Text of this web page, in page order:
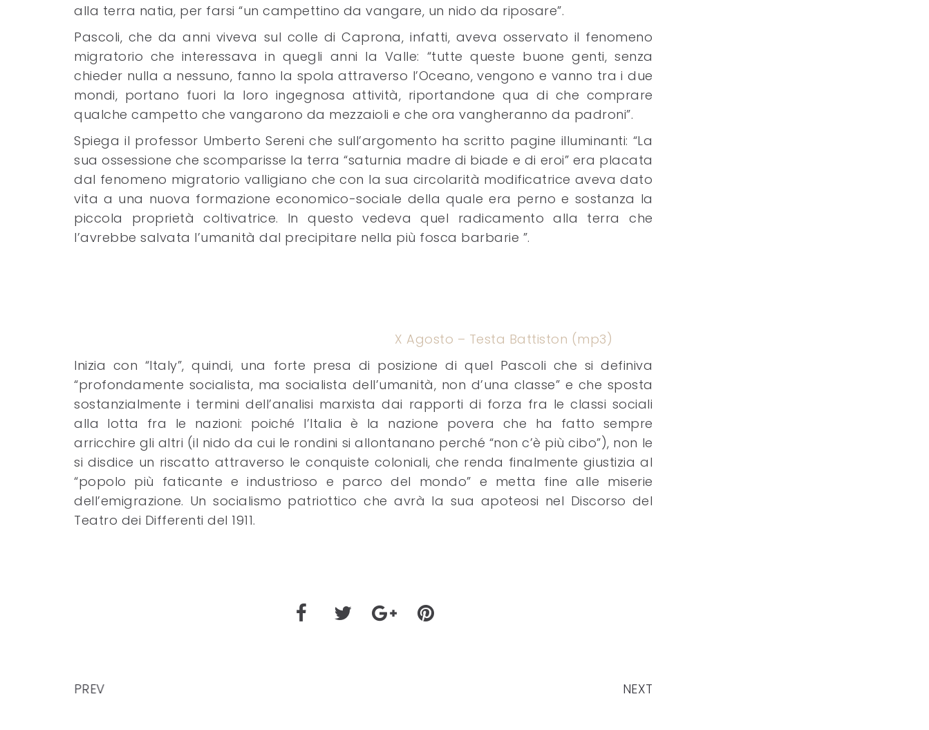
alla terra natia, per farsi “un campettino da vangare, un nido da riposare”.
Pascoli, che da anni viveva sul colle di Caprona, infatti, aveva osservato il fenomeno
migratorio che interessava in quegli anni la Valle: “tutte queste buone genti, senza
chieder nulla a nessuno, fanno la spola attraverso l’Oceano, vengono e vanno tra i due
mondi, portano fuori la loro ingegnosa attività, riportandone qua di che comprare
qualche campetto che vangarono da mezzaioli e che ora vangheranno da padroni”.
Spiega il professor Umberto Sereni che sull’argomento ha scritto pagine illuminanti: “La
sua ossessione che scomparisse la terra “saturnia madre di biade e di eroi” era placata
dal fenomeno migratorio valligiano che con la sua circolarità modificatrice aveva dato
vita a una nuova formazione economico-sociale della quale era perno e sostanza la
piccola proprietà coltivatrice. In questo vedeva quel radicamento alla terra che
l’avrebbe salvata l’umanità dal precipitare nella più fosca barbarie ”.
X Agosto – Testa Battiston (mp3)
Inizia con “Italy”, quindi, una forte presa di posizione di quel Pascoli che si definiva
“profondamente socialista, ma socialista dell’umanità, non d’una classe” e che sposta
sostanzialmente i termini dell’analisi marxista dai rapporti di forza fra le classi sociali
alla lotta fra le nazioni: poiché l’Italia è la nazione povera che ha fatto sempre
arricchire gli altri (il nido da cui le rondini si allontanano perché “non c’è più cibo”), non le
si disdice un riscatto attraverso le conquiste coloniali, che renda finalmente giustizia al
“popolo più faticante e industrioso e parco del mondo” e metta fine alle miserie
dell’emigrazione. Un socialismo patriottico che avrà la sua apoteosi nel Discorso del
Teatro dei Differenti del 1911.
PREV NEXT